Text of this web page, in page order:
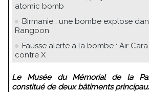
atomic bomb
Birmanie : une bombe explose
Rangoon
Fausse alerte à la bombe : Air
contre X
Le Musée du Mémorial de la Paix d'Hiroshima est
constitué de deux bâtiments